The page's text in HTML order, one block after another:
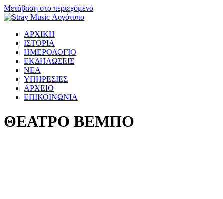
Μετάβαση στο περιεχόμενο
ΑΡΧΙΚΗ
ΙΣΤΟΡΙΑ
ΗΜΕΡΟΛΟΓΙΟ
ΕΚΔΗΛΩΣΕΙΣ
ΝΕΑ
ΥΠΗΡΕΣΙΕΣ
ΑΡΧΕΙΟ
ΕΠΙΚΟΙΝΩΝΙΑ
ΘΕΑΤΡΟ ΒΕΜΠΟ